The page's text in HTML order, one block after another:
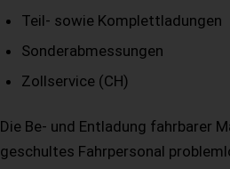
Teil- sowie Komplettladungen
Sonderabmessungen
Zollservice (CH)
Die Be- und Entladung fahrbarer
geschultes Fahrpersonal